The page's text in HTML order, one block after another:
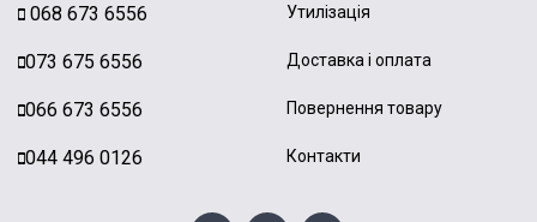
068 673 6556
073 675 6556
066 673 6556
044 496 0126
Утилізація
Доставка і оплата
Повернення товару
Контакти